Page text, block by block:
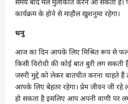
कार्यक्रम के होने से माहौल खुशनुमा रहेगा।
धनु
आज का दिन आपके लिए मिश्रित रूप से
किसी विरोधी की कोई बात बुरी लग सकती
जरुरी मुद्दे को लेकर बातचीत करना चाहते
आपके लिए बेहतर रहेगा। प्रेम जीवन जी रहे
हो सकता है इसलिए आप अपनी वाणी पर